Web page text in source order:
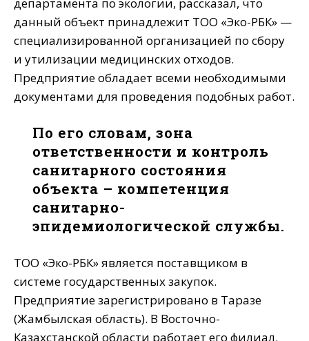
департамента по экологии, рассказал, что
данный объект принадлежит ТОО «Эко-РБК» —
специализированной организацией по сбору
и утилизации медицинских отходов.
Предприятие обладает всеми необходимыми
документами для проведения подобных работ.
По его словам, зона
ответственности и контроль
санитарного состояния
объекта – компетенция
санитарно-
эпидемиологической службы.
ТОО «Эко-РБК» является поставщиком в
системе государственных закупок.
Предприятие зарегистрировано в Таразе
(Жамбылская область). В Восточно-
Казахстанской области работает его филиал.